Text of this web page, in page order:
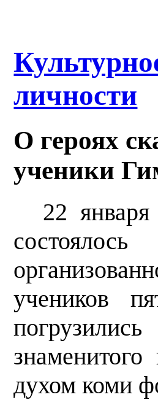
личности
О героях
ученики
22
учеников
духом коми